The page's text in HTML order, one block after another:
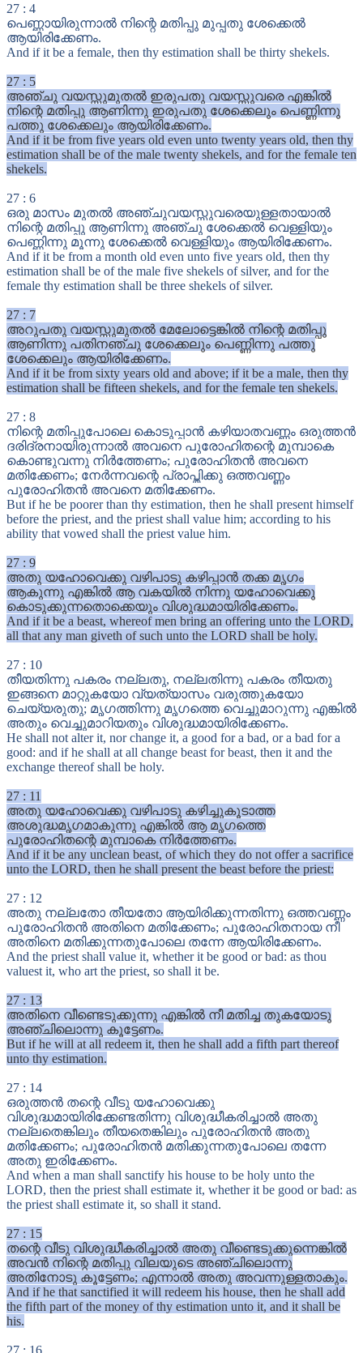
27 : 4
പെണ്ണായിരുന്നാൽ നിന്റെ മതിപ്പു മുപ്പതു ശേക്കെൽ
ആയിരിക്കേണം.
And if it be a female, then thy estimation shall be thirty shekels.
27 : 5
അഞ്ചു വയസ്സുമുതൽ ഇരുപതു വയസ്സുവരെ എങ്കിൽ
നിന്റെ മതിപ്പു ആണിന്നു ഇരുപതു ശേക്കെലും പെണ്ണിന്നു
പത്തു ശേക്കെലും ആയിരിക്കേണം.
And if it be from five years old even unto twenty years old, then thy
estimation shall be of the male twenty shekels, and for the female ten
shekels.
27 : 6
ഒരു മാസം മുതൽ അഞ്ചുവയസ്സുവരെയുള്ളതായാൽ
നിന്റെ മതിപ്പു ആണിന്നു അഞ്ചു ശേക്കെൽ വെള്ളിയും
പെണ്ണിന്നു മൂന്നു ശേക്കെൽ വെള്ളിയും ആയിരിക്കേണം.
And if it be from a month old even unto five years old, then thy
estimation shall be of the male five shekels of silver, and for the
female thy estimation shall be three shekels of silver.
27 : 7
അറുപതു വയസ്സുമുതൽ മേലോട്ടെങ്കിൽ നിന്റെ മതിപ്പു
ആണിന്നു പതിനഞ്ചു ശേക്കെലും പെണ്ണിന്നു പത്തു
ശേക്കെലും ആയിരിക്കേണം.
And if it be from sixty years old and above; if it be a male, then thy
estimation shall be fifteen shekels, and for the female ten shekels.
27 : 8
നിന്റെ മതിപ്പുപോലെ കൊടുപ്പാൻ കഴിയാതവണ്ണം ഒരുത്തൻ
ദരിദ്രനായിരുന്നാൽ അവനെ പുരോഹിതന്റെ മുമ്പാകെ
കൊണ്ടുവന്നു നിർത്തേണം; പുരോഹിതൻ അവനെ
മതിക്കേണം; നേർന്നവന്റെ പ്രാപ്തിക്കു ഒത്തവണ്ണം
പുരോഹിതൻ അവനെ മതിക്കേണം.
But if he be poorer than thy estimation, then he shall present himself
before the priest, and the priest shall value him; according to his
ability that vowed shall the priest value him.
27 : 9
അതു യഹോവെക്കു വഴിപാടു കഴിപ്പാൻ തക്ക മൃഗം
ആകുന്നു എങ്കിൽ ആ വകയിൽ നിന്നു യഹോവെക്കു
കൊടുക്കുന്നതൊക്കെയും വിശുദ്ധമായിരിക്കേണം.
And if it be a beast, whereof men bring an offering unto the LORD,
all that any man giveth of such unto the LORD shall be holy.
27 : 10
തീയതിന്നു പകരം നല്ലതു, നല്ലതിന്നു പകരം തീയതു
ഇങ്ങനെ മാറ്റുകയോ വ്യത്യാസം വരുത്തുകയോ
ചെയ്യരുതു; മൃഗത്തിന്നു മൃഗത്തെ വെച്ചുമാറുന്നു എങ്കിൽ
അതും വെച്ചുമാറിയതും വിശുദ്ധമായിരിക്കേണം.
He shall not alter it, nor change it, a good for a bad, or a bad for a
good: and if he shall at all change beast for beast, then it and the
exchange thereof shall be holy.
27 : 11
അതു യഹോവെക്കു വഴിപാടു കഴിച്ചുകൂടാത്ത
അശുദ്ധമൃഗമാകുന്നു എങ്കിൽ ആ മൃഗത്തെ
പുരോഹിതന്റെ മുമ്പാകെ നിർത്തേണം.
And if it be any unclean beast, of which they do not offer a sacrifice
unto the LORD, then he shall present the beast before the priest:
27 : 12
അതു നല്ലതോ തീയതോ ആയിരിക്കുന്നതിന്നു ഒത്തവണ്ണം
പുരോഹിതൻ അതിനെ മതിക്കേണം; പുരോഹിതനായ നീ
അതിനെ മതിക്കുന്നതുപോലെ തന്നേ ആയിരിക്കേണം.
And the priest shall value it, whether it be good or bad: as thou
valuest it, who art the priest, so shall it be.
27 : 13
അതിനെ വീണ്ടെടുക്കുന്നു എങ്കിൽ നീ മതിച്ച തുകയോടു
അഞ്ചിലൊന്നു കൂട്ടേണം.
But if he will at all redeem it, then he shall add a fifth part thereof
unto thy estimation.
27 : 14
ഒരുത്തൻ തന്റെ വീടു യഹോവെക്കു
വിശുദ്ധമായിരിക്കേണ്ടതിന്നു വിശുദ്ധീകരിച്ചാൽ അതു
നല്ലതെങ്കിലും തീയതെങ്കിലും പുരോഹിതൻ അതു
മതിക്കേണം; പുരോഹിതൻ മതിക്കുന്നതുപോലെ തന്നേ
അതു ഇരിക്കേണം.
And when a man shall sanctify his house to be holy unto the
LORD, then the priest shall estimate it, whether it be good or bad: as
the priest shall estimate it, so shall it stand.
27 : 15
തന്റെ വീടു വിശുദ്ധീകരിച്ചാൽ അതു വീണ്ടെടുക്കുന്നെങ്കിൽ
അവൻ നിന്റെ മതിപ്പു വിലയുടെ അഞ്ചിലൊന്നു
അതിനോടു കൂട്ടേണം; എന്നാൽ അതു അവന്നുള്ളതാകും.
And if he that sanctified it will redeem his house, then he shall add
the fifth part of the money of thy estimation unto it, and it shall be
his.
27 : 16